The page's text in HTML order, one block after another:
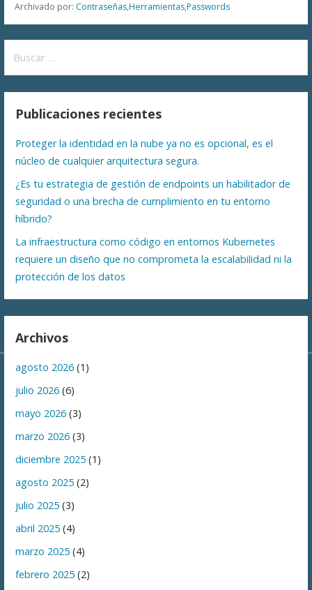
Archivado por: Contraseñas,Herramientas,Passwords
Publicaciones recientes
Proteger la identidad en la nube ya no es opcional, es el
núcleo de cualquier arquitectura segura.
¿Es tu estrategia de gestión de endpoints un habilitador de
seguridad o una brecha de cumplimiento en tu entorno
híbrido?
La infraestructura como código en entornos Kubernetes
requiere un diseño que no comprometa la escalabilidad ni la
protección de los datos
Archivos
agosto 2026 (1)
julio 2026 (6)
mayo 2026 (3)
marzo 2026 (3)
diciembre 2025 (1)
agosto 2025 (2)
julio 2025 (3)
abril 2025 (4)
marzo 2025 (4)
febrero 2025 (2)